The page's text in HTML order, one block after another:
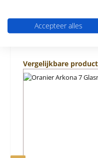
Productgalerij overslaan
Vergelijkbare
Accepteer alles